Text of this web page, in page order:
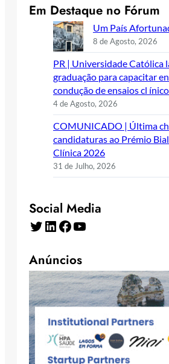
Em Destaque no Fórum
Um País
8 de Agosto, 2026
PR | Universidade Católica
graduação para capacitar
condução de ensaios cl
4 de Agosto, 2026
COMUNICADO | Última
candidaturas ao Prémio
Clínica 2026
31 de Julho, 2026
Social Media
Twitter LinkedIn Facebook YouTube
Anúncios